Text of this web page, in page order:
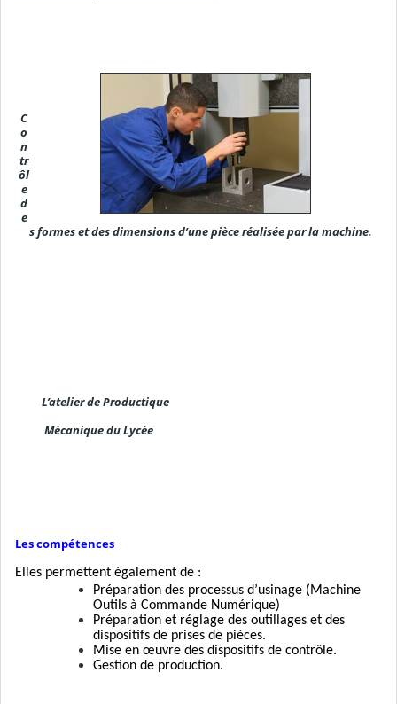
C
o
n
tr
ôl
e
d
e
s formes et des dimensionsd’une pièce réalisée par la machine.
L’atelier de Productique
Mécanique du Lycée
Les compétences
Elles permettent également de :
Préparation des processus d’usinage (Machine
Outils à Commande Numérique)
Préparation et réglage des outillages et des
dispositifs de prises de pièces.
Mise en œuvre des dispositifs de contrôle.
Gestion de production.